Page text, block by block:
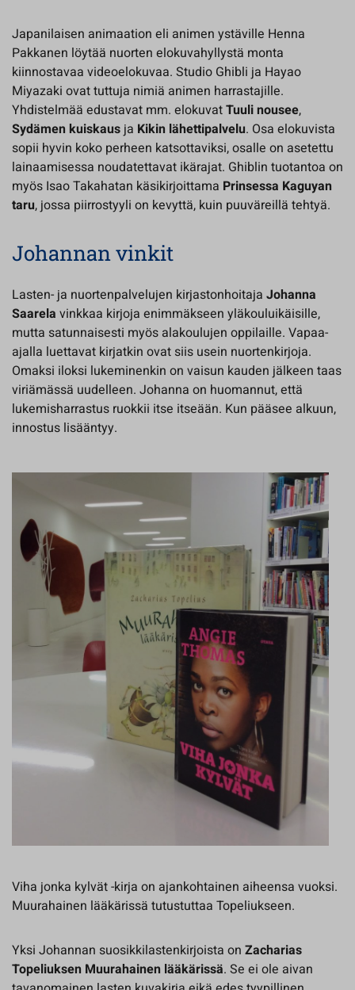
Japanilaisen animaation eli animen ystäville Henna
Pakkanen löytää nuorten elokuvahyllystä monta
kiinnostavaa videoelokuvaa. Studio Ghibli ja Hayao
Miyazaki ovat tuttuja nimiä animen harrastajille.
Yhdistelmää edustavat mm. elokuvatTuuli nousee,
Sydämen kuiskaus ja Kikin lähettipalvelu. Osa elokuvista
sopii hyvin koko perheen katsottaviksi, osalle on asetettu
lainaamisessa noudatettavat ikärajat. Ghiblin tuotantoa on
myös Isao Takahatan käsikirjoittama Prinsessa Kaguyan
taru, jossa piirrostyyli on kevyttä, kuin puuväreillä tehtyä.
Johannan vinkit
Lasten- ja nuortenpalvelujen kirjastonhoitaja Johanna
Saarela vinkkaa kirjoja enimmäkseen yläkouluikäisille,
mutta satunnaisesti myös alakoulujen oppilaille. Vapaa-
ajalla luettavat kirjatkin ovat siis usein nuortenkirjoja.
Omaksi iloksi lukeminenkin on vaisun kauden jälkeen taas
viriämässä uudelleen. Johanna on huomannut, että
lukemisharrastus ruokkii itse itseään. Kun pääsee alkuun,
innostus lisääntyy.
Viha jonka kylvät -kirja on ajankohtainen aiheensa vuoksi.
Muurahainen lääkärissä tutustuttaa Topeliukseen.
Yksi Johannan suosikkilastenkirjoista on Zacharias
Topeliuksen Muurahainen lääkärissä. Se ei ole aivan